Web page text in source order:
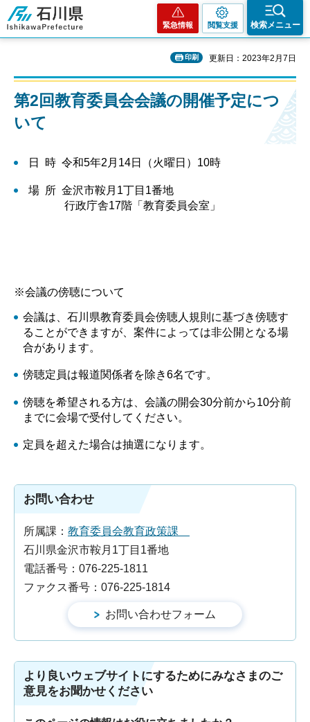
石川県
緊急情報 閲覧支援 検索メニュー
印刷 更新日：2023年2月7日
第2回教育委員会会議の開催予定につ
いて
日 時 令和5年2月14日（火曜日）10時
場 所 金沢市鞍月1丁目1番地
行政庁舎17階「教育委員会室」
※会議の傍聴について
会議は、石川県教育委員会傍聴人規則に基づき傍聴す
ることができますが、案件によっては非公開となる場
合があります。
傍聴定員は報道関係者を除き6名です。
傍聴を希望される方は、会議の開会30分前から10分前
までに会場で受付してください。
定員を超えた場合は抽選になります。
お問い合わせ
所属課： 教育委員会教育政策課
石川県金沢市鞍月1丁目1番地
電話番号：076-225-1811
ファクス番号：076-225-1814
より良いウェブサイトにするためにみなさまのご
意見をお聞かせください